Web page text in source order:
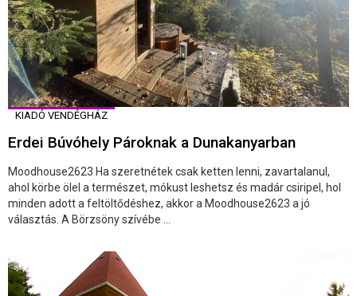
KIADÓ VENDÉGHÁZ
Erdei Búvóhely Pároknak a Dunakanyarban
Moodhouse2623 Ha szeretnétek csak ketten lenni, zavartalanul,
ahol körbe ölel a természet, mókust leshetsz és madár csiripel, hol
minden adott a feltöltődéshez, akkor a Moodhouse2623 a jó
választás. A Börzsöny szívébe ...